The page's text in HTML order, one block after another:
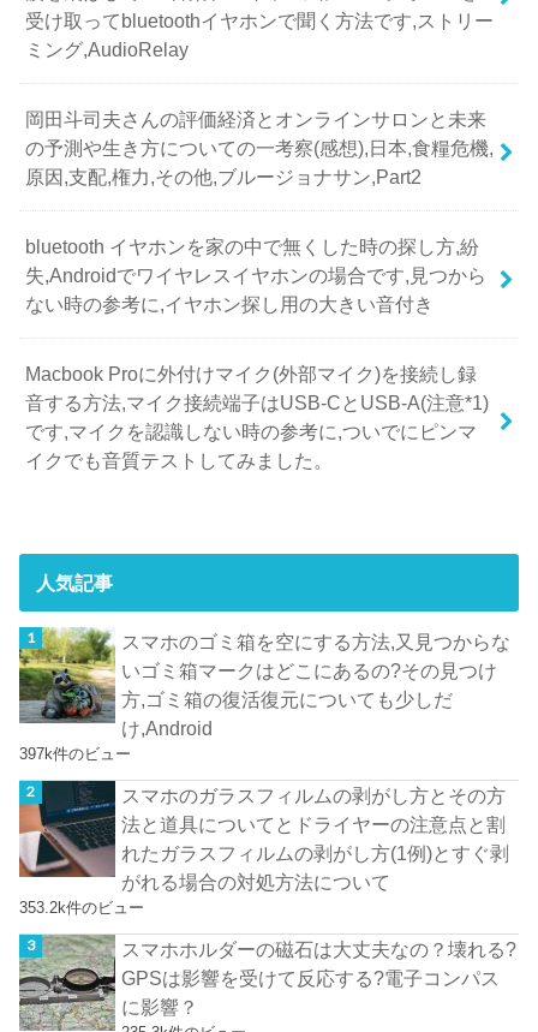
受け取ってbluetoothイヤホンで聞く方法です,ストリー
ミング,AudioRelay
岡田斗司夫さんの評価経済とオンラインサロンと未来
の予測や生き方についての一考察(感想),日本,食糧危機,
原因,支配,権力,その他,ブルージョナサン,Part2
bluetooth イヤホンを家の中で無くした時の探し方,紛
失,Androidでワイヤレスイヤホンの場合です,見つから
ない時の参考に,イヤホン探し用の大きい音付き
Macbook Proに外付けマイク(外部マイク)を接続し録
音する方法,マイク接続端子はUSB-CとUSB-A(注意*1)
です,マイクを認識しない時の参考に,ついでにピンマ
イクでも音質テストしてみました。
人気記事
スマホのゴミ箱を空にする方法,又見つからな
いゴミ箱マークはどこにあるの?その見つけ
方,ゴミ箱の復活復元についても少しだ
け,Android
397k件のビュー
スマホのガラスフィルムの剥がし方とその方
法と道具についてとドライヤーの注意点と割
れたガラスフィルムの剥がし方(1例)とすぐ剥
がれる場合の対処方法について
353.2k件のビュー
スマホホルダーの磁石は大丈夫なの？壊れる?
GPSは影響を受けて反応する?電子コンパス
に影響？